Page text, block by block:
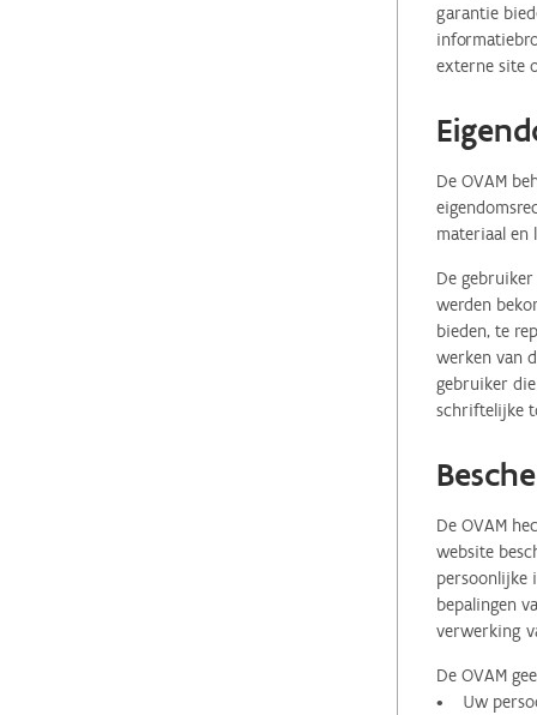
garantie
externe site
De OVAM
materiaal en
De
werden
bieden, te
werken van
gebruiker
schriftelijke
De OVAM
website
persoonlijke
bepalingen
verwerking
De OVAM
• Uw